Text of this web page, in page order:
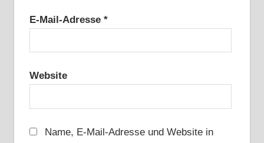
E-Mail-Adresse *
Website
Name, E-Mail-Adresse und Website in